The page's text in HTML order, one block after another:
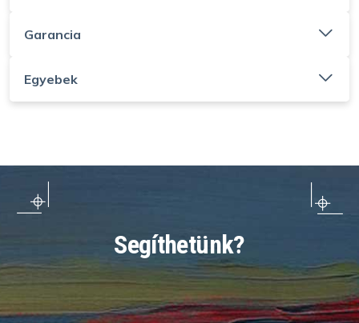
Garancia
Egyebek
Segíthetünk?